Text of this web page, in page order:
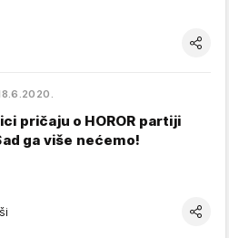
pričaju o HOROR partiji
ga više nećemo!